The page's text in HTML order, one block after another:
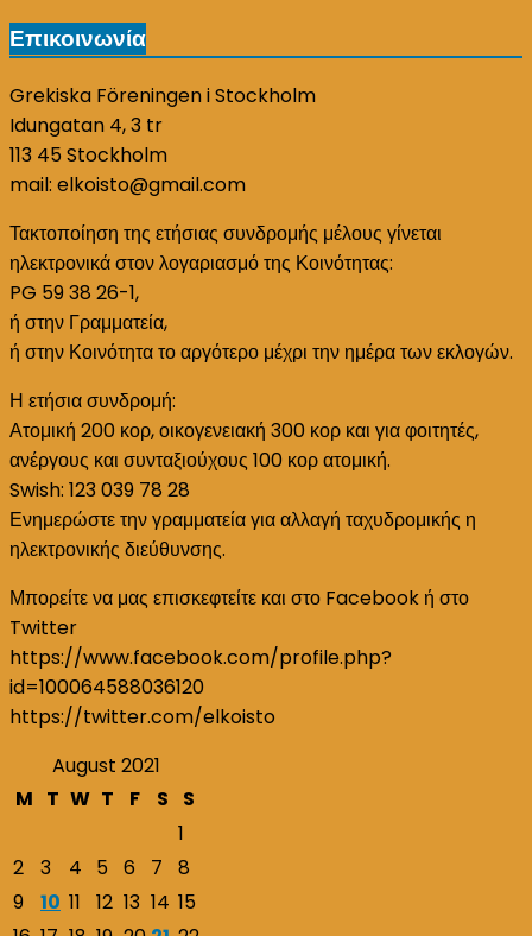
Επικοινωνία
Grekiska Föreningen i Stockholm
Idungatan 4, 3 tr
113 45 Stockholm
mail: elkoisto@gmail.com
Τακτοποίηση της ετήσιας συνδρομής μέλους γίνεται
ηλεκτρονικά στον λογαριασμό της Κοινότητας:
PG 59 38 26-1,
ή στην Γραμματεία,
ή στην Κοινότητα το αργότερο μέχρι την ημέρα των εκλογών.
Η ετήσια συνδρομή:
Ατομική 200 κορ, οικογενειακή 300 κορ και για φοιτητές,
ανέργους και συνταξιούχους 100 κορ ατομική.
Swish: 123 039 78 28
Ενημερώστε την γραμματεία για αλλαγή ταχυδρομικής η
ηλεκτρονικής διεύθυνσης.
Μπορείτε να μας επισκεφτείτε και στο Facebook ή στο
Twitter
https://www.facebook.com/profile.php?
id=100064588036120
https://twitter.com/elkoisto
August 2021
M T W T F S
S
1
2
3 4 5 6 7
8
9
10 11 12 13 14 15